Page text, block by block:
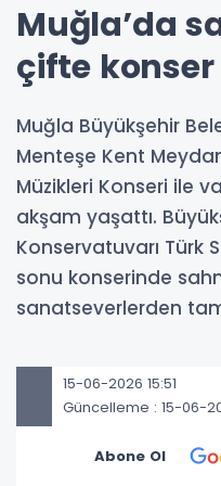
Muğla’da
çifte konser
Muğla Büyükşehir
Menteşe Kent
Müzikleri Konseri ile
akşam yaşattı.
Konservatuvarı Türk
sonu konserinde
sanatseverlerden
15-06-2026 15:51
Güncelleme : 15-06-
Abone Ol